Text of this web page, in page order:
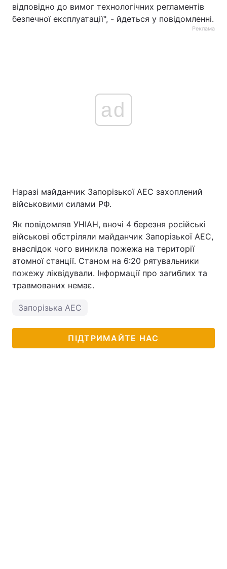
відповідно до вимог технологічних регламентів
безпечної експлуатації", - йдеться у повідомленні.
Реклама
ad
Наразі майданчик Запорізької АЕС захоплений
військовими силами РФ.
Як повідомляв УНІАН, вночі 4 березня російські
військові обстріляли майданчик Запорізької АЕС,
внаслідок чого виникла пожежа на території
атомної станції. Станом на 6:20 рятувальники
пожежу ліквідували. Інформації про загиблих та
травмованих немає.
Запорізька АЕС
ПІДТРИМАЙТЕ НАС